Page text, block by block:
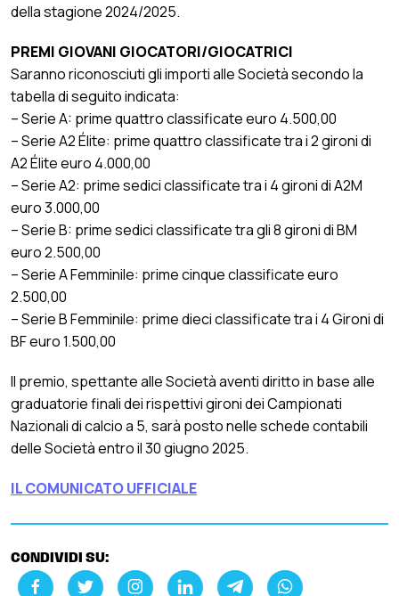
della stagione 2024/2025.
PREMI GIOVANI GIOCATORI/GIOCATRICI
Saranno riconosciuti gli importi alle Società secondo la
tabella di seguito indicata:
– Serie A: prime quattro classificate euro 4.500,00
– Serie A2 Élite: prime quattro classificate tra i 2 gironi di
A2 Élite euro 4.000,00
– Serie A2: prime sedici classificate tra i 4 gironi di A2M
euro 3.000,00
– Serie B: prime sedici classificate tra gli 8 gironi di BM
euro 2.500,00
– Serie A Femminile: prime cinque classificate euro
2.500,00
– Serie B Femminile: prime dieci classificate tra i 4 Gironi di
BF euro 1.500,00
Il premio, spettante alle Società aventi diritto in base alle
graduatorie finali dei rispettivi gironi dei Campionati
Nazionali di calcio a 5, sarà posto nelle schede contabili
delle Società entro il 30 giugno 2025.
IL COMUNICATO UFFICIALE
CONDIVIDI SU: